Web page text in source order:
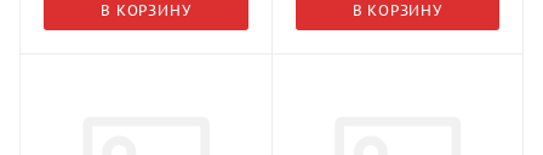
В КОРЗИНУ В КОРЗИНУ